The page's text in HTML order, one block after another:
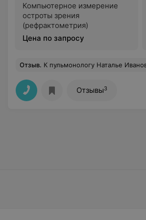
Компьютерное измерение
остроты зрения
(рефрактометрия)
Цена по запросу
Отзыв. К пульмонологу Наталье Ивановне сидели в очереди 3,5 часа. Медсестра повышает голос на пациентов, выбирает кого
Отзывы3